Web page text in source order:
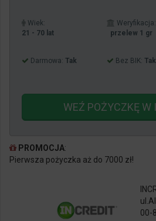
Wiek:
21 - 70 lat
Weryfikacja:
przelew 1 gr
Darmowa: Tak Bez BIK: Tak
WEŹ POŻYCZKĘ W
PROMOCJA:
Pierwsza pożyczka aż do 7000 zł!
00-